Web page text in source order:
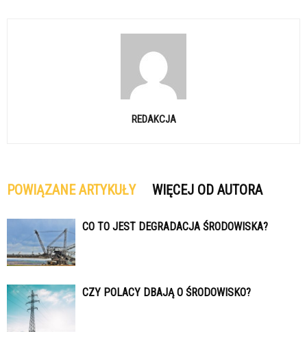
REDAKCJA
POWIĄZANE ARTYKUŁY WIĘCEJ OD AUTORA
CO TO JEST DEGRADACJA ŚRODOWISKA?
CZY POLACY DBAJĄ O ŚRODOWISKO?